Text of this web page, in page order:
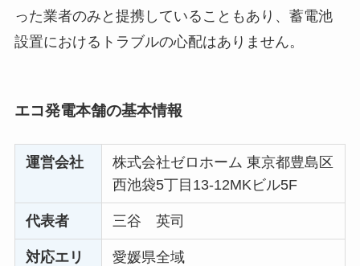
った業者のみと提携していることもあり、蓄電池
設置におけるトラブルの心配はありません。
エコ発電本舗の基本情報
運営会社
株式会社ゼロホーム 東京都豊島区
西池袋5丁目13-12MKビル5F
代表者 三谷 英司
対応エリ
愛媛県全域